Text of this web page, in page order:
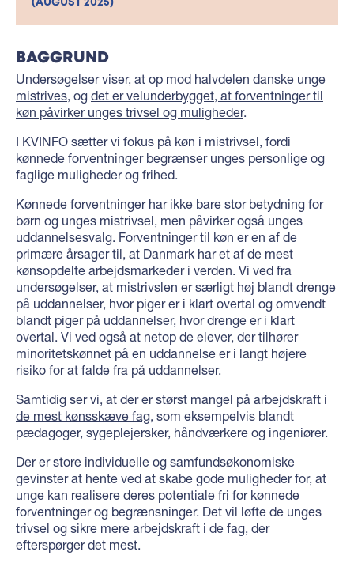
(AUGUST 2025)
BAGGRUND
Undersøgelser viser, at op mod halvdelen danske unge
mistrives , og det er velunderbygget, at forventninger til
køn påvirker unges trivsel og muligheder.
I KVINFO sætter vi fokus på køn i mistrivsel, fordi
kønnede forventninger begrænser unges personlige og
faglige muligheder og frihed.
Kønnede forventninger har ikke bare stor betydning for
børn og unges mistrivsel, men påvirker også unges
uddannelsesvalg. Forventninger til køn er en af de
primære årsager til, at Danmark har et af de mest
kønsopdelte arbejdsmarkeder i verden. Vi ved fra
undersøgelser, at mistrivslen er særligt høj blandt drenge
på uddannelser, hvor piger er i klart overtal og omvendt
blandt piger på uddannelser, hvor drenge er i klart
overtal. Vi ved også at netop de elever, der tilhører
minoritetskønnet på en uddannelse er i langt højere
risiko for at falde fra på uddannelser.
Samtidig ser vi, at der er størst mangel på arbejdskraft i
de mest kønsskæve fag , som eksempelvis blandt
pædagoger, sygeplejersker, håndværkere og ingeniører.
Der er store individuelle og samfundsøkonomiske
gevinster at hente ved at skabe gode muligheder for, at
unge kan realisere deres potentiale fri for kønnede
forventninger og begrænsninger. Det vil løfte de unges
trivsel og sikre mere arbejdskraft i de fag, der
efterspørger det mest.